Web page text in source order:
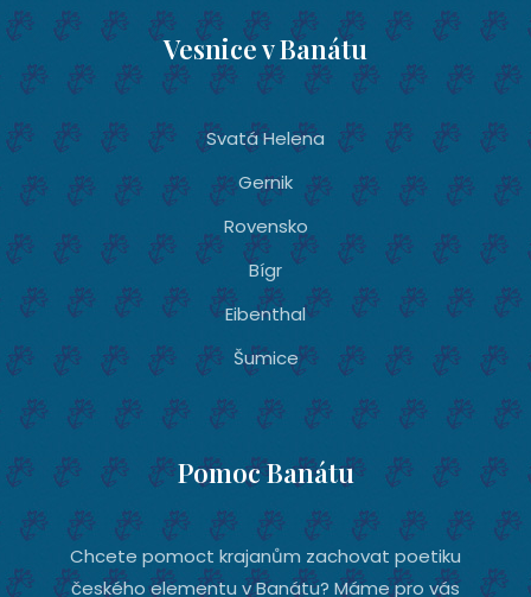
Vesnice v Banátu
Svatá Helena
Gernik
Rovensko
Bígr
Eibenthal
Šumice
Pomoc Banátu
Chcete pomoct krajanům zachovat poetiku
českého elementu v Banátu? Máme pro vás